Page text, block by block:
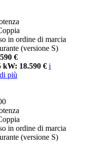
in ordine di marcia
(versione S)
€
kW: 18.590 € i
più
in ordine di marcia
(versione S)